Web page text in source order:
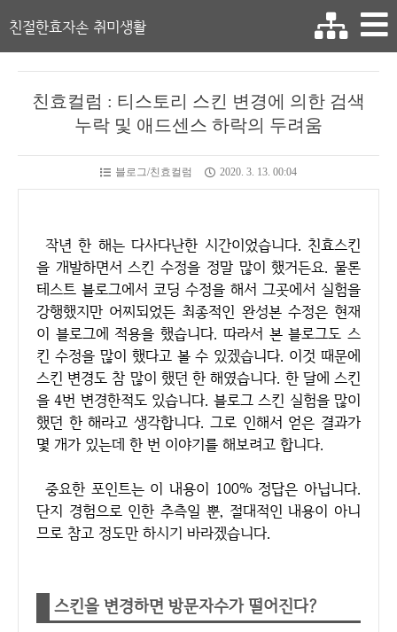
친절한효자손 취미생활
친효컬럼 : 티스토리 스킨 변경에 의한 검색
누락 및 애드센스 하락의 두려움
블로그/친효컬럼 2020. 3. 13. 00:04
작년 한 해는 다사다난한 시간이었습니다. 친효스킨
을 개발하면서 스킨 수정을 정말 많이 했거든요. 물론
테스트 블로그에서 코딩 수정을 해서 그곳에서 실험을
강행했지만 어찌되었든 최종적인 완성본 수정은 현재
이 블로그에 적용을 했습니다. 따라서 본 블로그도 스
킨 수정을 많이 했다고 볼 수 있겠습니다. 이것 때문에
스킨 변경도 참 많이 했던 한 해였습니다. 한 달에 스킨
을 4번 변경한적도 있습니다. 블로그 스킨 실험을 많이
했던 한 해라고 생각합니다. 그로 인해서 얻은 결과가
몇 개가 있는데 한 번 이야기를 해보려고 합니다.
중요한 포인트는 이 내용이 100% 정답은 아닙니다.
단지 경험으로 인한 추측일 뿐, 절대적인 내용이 아니
므로 참고 정도만 하시기 바라겠습니다.
스킨을 변경하면 방문자수가 떨어진다?